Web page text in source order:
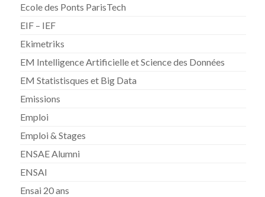
Ecole des Ponts ParisTech
EIF – IEF
Ekimetriks
EM Intelligence Artificielle et Science des Données
EM Statistisques et Big Data
Emissions
Emploi
Emploi & Stages
ENSAE Alumni
ENSAI
Ensai 20 ans